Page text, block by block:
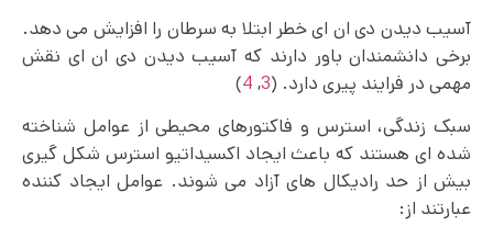
آسیب دیدن دی ان ای خطر ابتلا به سرطان را افزایش می دهد.
برخی دانشمندان باور دارند که آسیب دیدن دی ان ای نقش
مهمی در فرایند پیری دارد. (3
,
4
)
سبک زندگی، استرس و فاکتورهای محیطی از عوامل شناخته
شده ای هستند که باعث ایجاد اکسیداتیو استرس شکل گیری
بیش از حد رادیکال های آزاد می شوند. عوامل ایجاد کننده
عبارتند از: